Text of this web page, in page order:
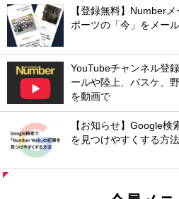
【登録無料】Number
ポーツの「今」をメー
YouTubeチャンネル登
ールや陸上、バスケ、
を動画で
【お知らせ】Google
を見つけやすくする方法